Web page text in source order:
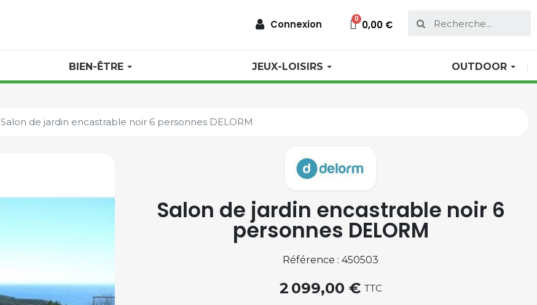
Connexion 0,00 €
BIEN-ÊTRE JEUX-LOISIRS OUTDOOR
Salon de jardin encastrable noir 6 personnes DELORM
Salon de jardin encastrable noir 6
personnes DELORM
Référence : 450503
2 099,00 € TTC